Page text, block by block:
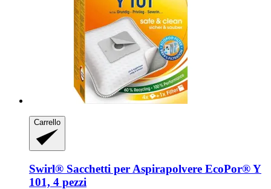
Carrello
Swirl® Sacchetti per Aspirapolvere EcoPor® Y
101, 4 pezzi